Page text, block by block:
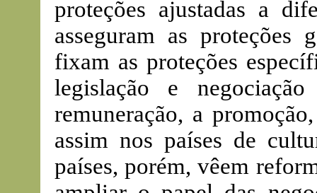
proteções ajustadas a
asseguram as proteções
fixam as proteções
legislação e
remuneração, a
assim nos países de
países, porém, vêem